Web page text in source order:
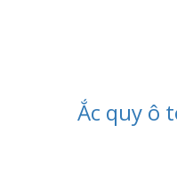
Ắc quy ô